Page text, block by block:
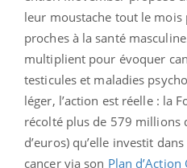
leur moustache tout le
proches à la santé
multiplient pour évoquer
testicules et maladies
léger, l’action est réelle : la
récolté plus de 579 millions
d’euros) qu’elle investit
cancer via son Plan d’Action